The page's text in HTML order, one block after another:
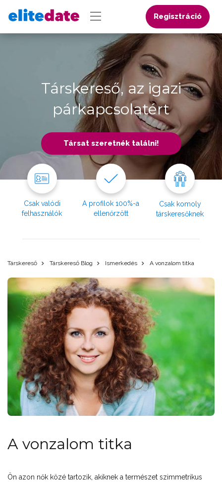
Regisztráció
Társkereső, az igazi
párkapcsolatért
Társat szeretnék találni!
Csak valódi
felhasználók
A profilok 100%-a
ellenőrzött
Csak komoly
társkeresőknek
Társkereső Társkereső Blog Ismerkedés A vonzalom titka
A vonzalom titka
Ön azon nők közé tartozik, akiknek a természet szimmetrikus